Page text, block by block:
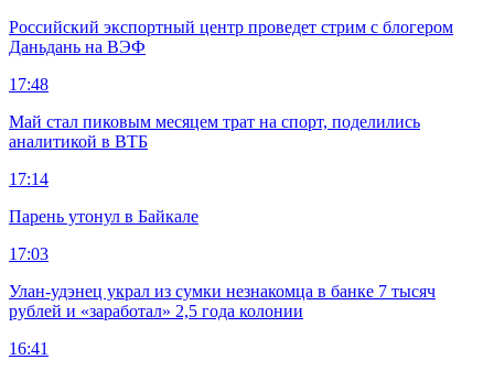
Российский экспортный центр проведет стрим с блогером
Даньдань на ВЭФ
17:48
Май стал пиковым месяцем трат на спорт, поделились
аналитикой в ВТБ
17:14
Парень утонул в Байкале
17:03
Улан-удэнец украл из сумки незнакомца в банке 7 тысяч
рублей и «заработал» 2,5 года колонии
16:41